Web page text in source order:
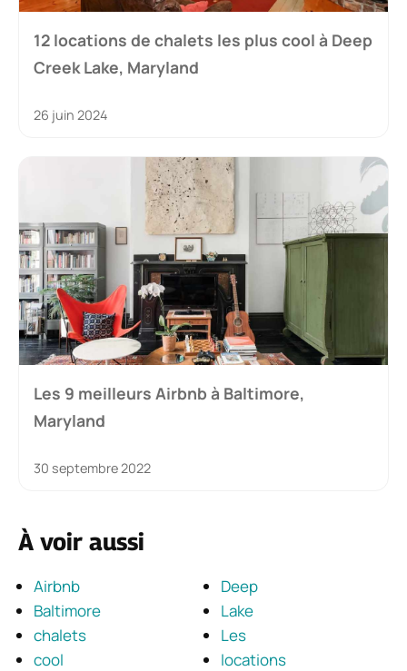
12 locations de chalets les plus cool à Deep
Creek Lake, Maryland
26 juin 2024
Les 9 meilleurs Airbnb à Baltimore,
Maryland
30 septembre 2022
À voir aussi
Airbnb
Baltimore
chalets
cool
Deep
Lake
Les
locations